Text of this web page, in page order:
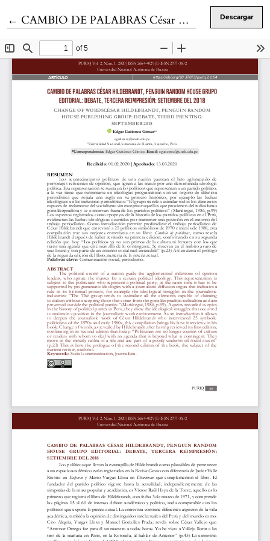
← Volver a los detalles del artículo
CAMBIO DE PALABRAS César Hildebrandt, Penguin Random House Grupo Editorial: DEBATE, Tercera reimpresión: setiembre del 2018. Descargar